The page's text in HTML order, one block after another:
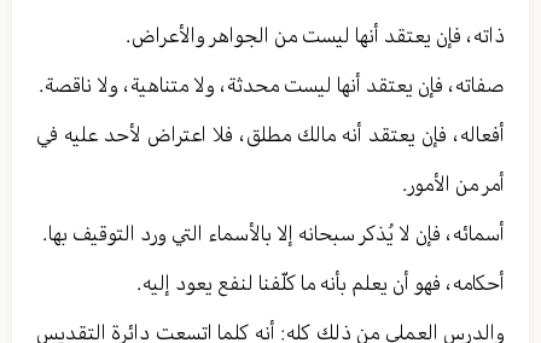
ذاته ، فإن يعتقد أنها ليست من الجواهر والأعراض .
صفاته ، فإن يعتقد أنها ليست محدثة ، ولا متناهية ، ولا ناقصة .
أفعاله ، فإن يعتقد أنه مالك مطلق ، فلا اعتراض لأحد عليه في
أمر من الأمور .
أسمائه ، فإن لا يُذكر سبحانه إلا بالأسماء التي ورد التوقيف بها .
أحكامه ، فهو أن يعلم بأنه ما كلّفنا لنفع يعود إليه .
والدرس العملي من ذلك كله : أنه كلما اتسعت دائرة التقديس